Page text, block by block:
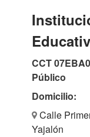
CCT
Público
Domicilio:
Calle
Yajalón